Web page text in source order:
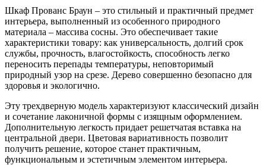
Шкаф Прованс Браун – это стильный и практичный предмет
интерьера, выполненный из особенного природного
материала – массива сосны. Это обеспечивает такие
характеристики товару: как универсальность, долгий срок
службы, прочность, влагостойкость, способность легко
переносить перепады температуры, неповторимый
природный узор на срезе. Дерево совершенно безопасно для
здоровья и экологично.
Эту трехдверную модель характеризуют классический дизайн
и сочетание лаконичной формы с изящным оформлением.
Дополнительную легкость придает решетчатая вставка на
центральной двери. Цветовая вариативность позволит
получить решение, которое станет практичным,
функциональным и эстетичным элементом интерьера.